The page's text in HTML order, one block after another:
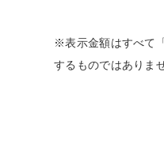
※表示金額はすべて
するものではありま